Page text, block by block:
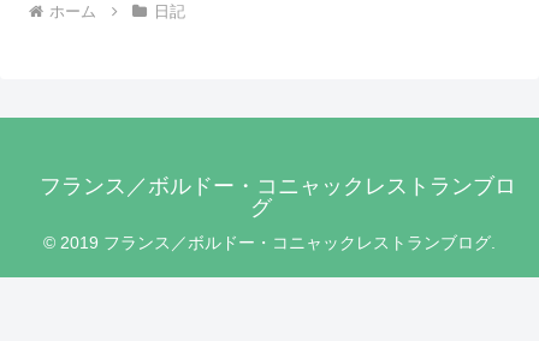
ホーム 日記
フランス／ボルドー・コニャックレストランブロ
グ
© 2019 フランス／ボルドー・コニャックレストランブログ.